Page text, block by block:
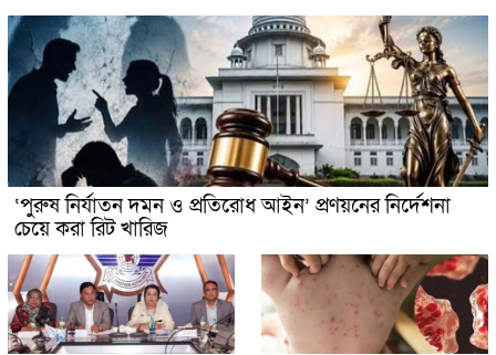
‘পুরুষ নির্যাতন দমন ও প্রতিরোধ আইন’ প্রণয়নের নির্দেশনা
চেয়ে করা রিট খারিজ